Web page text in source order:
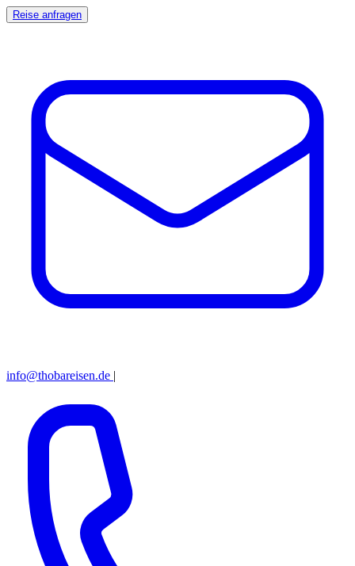
Reise anfragen
info@thobareisen.de |